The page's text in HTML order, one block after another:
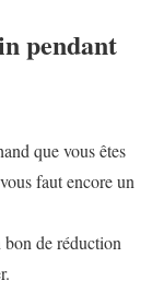
pendant
que vous êtes
faut encore un
de réduction